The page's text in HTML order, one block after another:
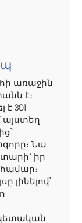
առաջին
է։
301
այստեղ
Նա
իր
լինելով՝